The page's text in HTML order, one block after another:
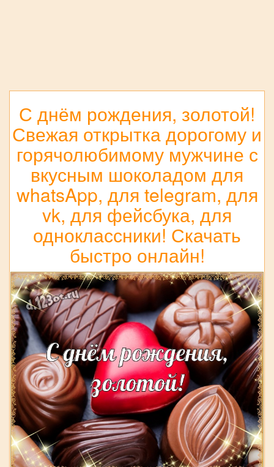
С днём рождения, золотой!
Свежая открытка дорогому и
горячолюбимому мужчине с
вкусным шоколадом для
whatsApp, для telegram, для
vk, для фейсбука, для
одноклассники! Скачать
быстро онлайн!